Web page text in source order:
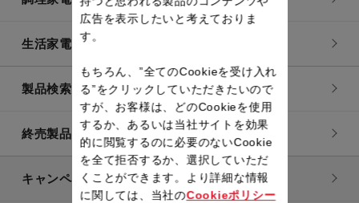
生活家電
製品検索一覧
終売製品一覧
キャンペーン・特集
広告を表示したいと考えておりま
す。
もちろん、”全てのCookieを受け入れ
る”をクリックしていただきたいので
すが、お客様は、どのCookieを使用
するか、あるいは当社サイトを効果
的に閲覧するのに必要のないCookie
を全て拒否するか、選択していただ
くことができます。より詳細な情報
に関しては、当社のCookieポリシー